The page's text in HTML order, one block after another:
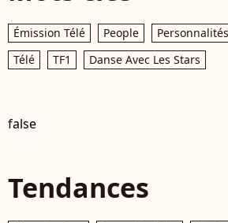
Émission Télé People
Télé
TF1 Danse Avec Les Stars
false
Tendances